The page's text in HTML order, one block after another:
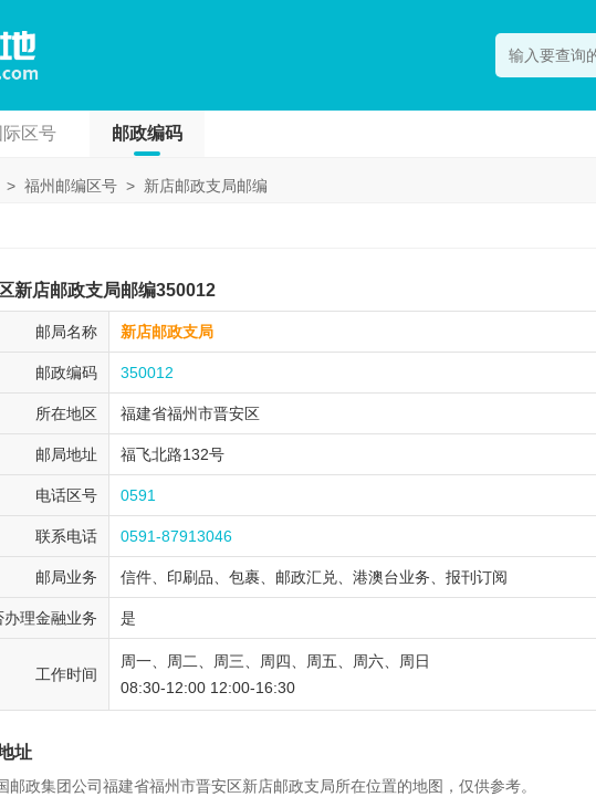
际区号 邮政编码
> 福州邮编区号 > 新店邮政支局邮编
新店邮政支局邮编350012
邮局名称 新店邮政支局
邮政编码 350012
所在地区 福建省福州市晋安区
邮局地址 福飞北路132号
电话区号 0591
联系电话 0591-87913046
邮局业务 信件、印刷品、包裹、邮政汇兑、港澳台业务、报刊订阅
办理金融业务 是
工作时间
周一、周二、周三、周四、周五、周六、周日
08:30-12:00 12:00-16:30
址
邮政集团公司福建省福州市晋安区新店邮政支局所在位置的地图，仅供参考。